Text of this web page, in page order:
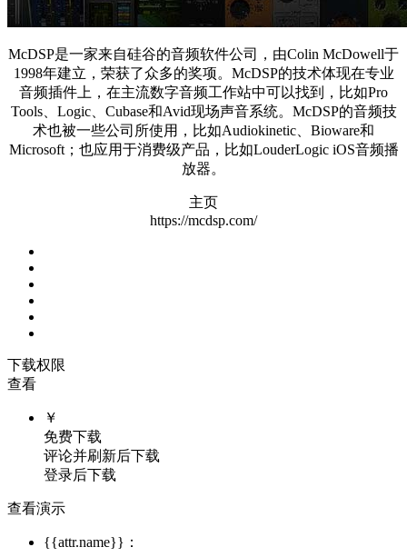
McDSP是一家来自硅谷的音频软件公司，由Colin McDowell于
1998年建立，荣获了众多的奖项。McDSP的技术体现在专业
音频插件上，在主流数字音频工作站中可以找到，比如Pro
Tools、Logic、Cubase和Avid现场声音系统。McDSP的音频技
术也被一些公司所使用，比如Audiokinetic、Bioware和
Microsoft；也应用于消费级产品，比如LouderLogic iOS音频播
放器。
主页
https://mcdsp.com/
下载权限
查看
￥
免费下载
评论并刷新后下载
登录后下载
查看演示
{{attr.name}}：